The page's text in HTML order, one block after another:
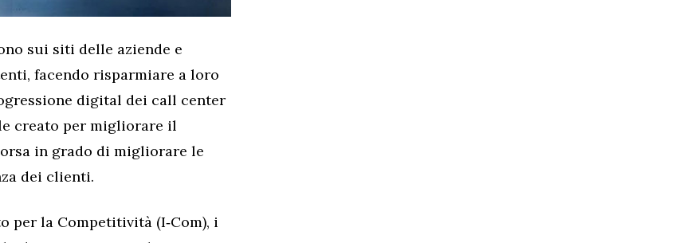
sui siti delle aziende e
facendo risparmiare a loro
digital dei call center
creato per migliorare il
in grado di migliorare le
dei clienti.
per la Competitività (I‐Com), i